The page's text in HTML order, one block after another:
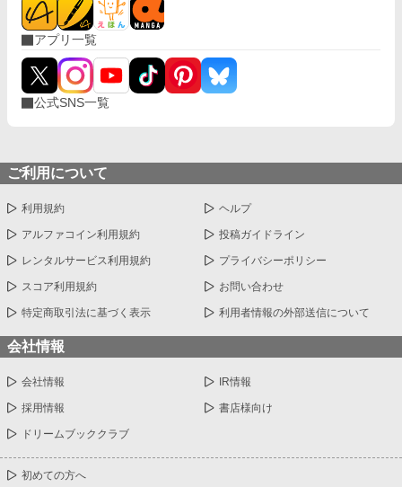
アプリ一覧
公式SNS一覧
ご利用について
利用規約 ヘルプ
アルファコイン利用規約 投稿ガイドライン
レンタルサービス利用規約 プライバシーポリシー
スコア利用規約 お問い合わせ
特定商取引法に基づく表示 利用者情報の外部送信について
会社情報
会社情報 IR情報
採用情報 書店様向け
ドリームブッククラブ
初めての方へ